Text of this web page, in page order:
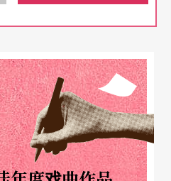
演出一九九八年首演的
本We Won't Pay! We Wo
里的意义如何生成，乃至